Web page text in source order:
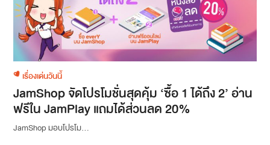
เรื่องเด่นวันนี้
JamShop จัดโปรโมชั่นสุดคุ้ม ‘ซื้อ 1 ได้ถึง 2’ อ่าน
ฟรีใน JamPlay แถมได้ส่วนลด 20%
JamShop มอบโปรโม...